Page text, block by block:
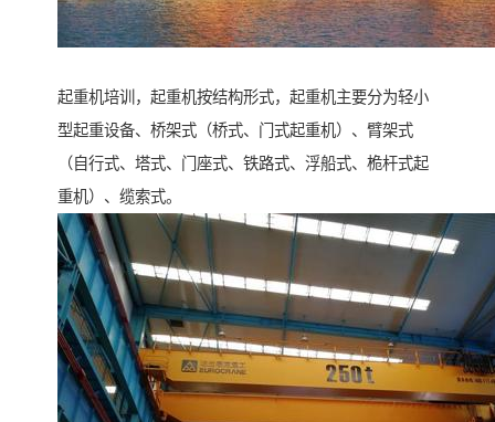
起重机培训，起重机按结构形式，起重机主要分为轻小
型起重设备、桥架式（桥式、门式起重机）、臂架式
（自行式、塔式、门座式、铁路式、浮船式、桅杆式起
重机）、缆索式。